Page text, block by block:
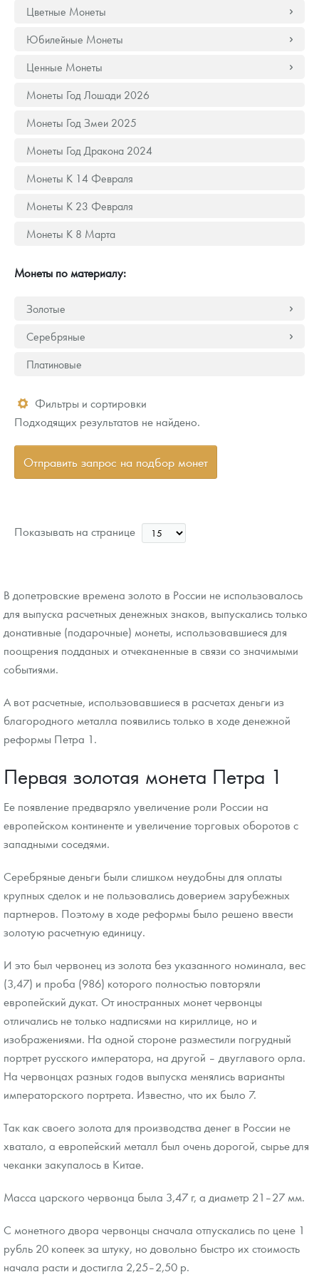
Русская нумизматика
Золотая карманная галерея
Наборы подарочных и коллекционных монет
Монеты и жетоны из недрагоценных металлов
Книги по нумизматике
Цветные Монеты
Юбилейные Монеты
Ценные Монеты
Монеты Год Лошади 2026
Монеты Год Змеи 2025
Монеты Год Дракона 2024
Монеты К 14 Февраля
Монеты К 23 Февраля
Монеты К 8 Марта
Монеты по материалу:
Золотые
Серебряные
Платиновые
Фильтры и сортировки
Подходящих результатов не найдено.
Отправить запрос на подбор монет
Показывать на странице
В допетровские времена золото в России не использовалось
для выпуска расчетных денежных знаков, выпускались только
донативные (подарочные) монеты, использовавшиеся для
поощрения подданых и отчеканенные в связи со значимыми
событиями.
А вот расчетные, использовавшиеся в расчетах деньги из
благородного металла появились только в ходе денежной
реформы Петра 1.
Первая золотая монета Петра 1
Ее появление предваряло увеличение роли России на
европейском континенте и увеличение торговых оборотов с
западными соседями.
Серебряные деньги были слишком неудобны для оплаты
крупных сделок и не пользовались доверием зарубежных
партнеров. Поэтому в ходе реформы было решено ввести
золотую расчетную единицу.
И это был червонец из золота без указанного номинала, вес
(3,47) и проба (986) которого полностью повторяли
европейский дукат. От иностранных монет червонцы
отличались не только надписями на кириллице, но и
изображениями. На одной стороне разместили погрудный
портрет русского императора, на другой – двуглавого орла.
На червонцах разных годов выпуска менялись варианты
императорского портрета. Известно, что их было 7.
Так как своего золота для производства денег в России не
хватало, а европейский металл был очень дорогой, сырье для
чеканки закупалось в Китае.
Масса царского червонца была 3,47 г, а диаметр 21–27 мм.
С монетного двора червонцы сначала отпускались по цене 1
рубль 20 копеек за штуку, но довольно быстро их стоимость
начала расти и достигла 2,25–2,50 р.